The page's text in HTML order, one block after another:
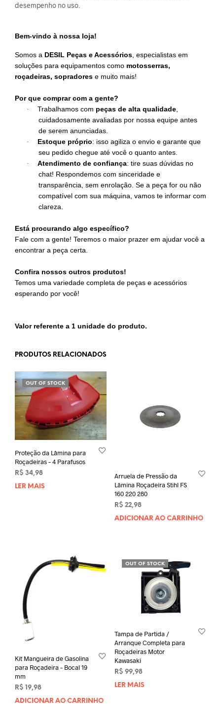
desempenho no uso.
Bem-vindo à nossa loja!
Somos a DESIL Peças e Acessórios , especialistas em
soluções para equipamentos como motosserras,
roçadeiras, sopradores e muito mais!
Por que comprar com a gente?
· Trabalhamos com peças de alta qualidade
cuidadosamente avaliadas por nossa equipe antes
de serem anunciadas.
· Estoque próprio: isso agiliza o envio e garante que
seu pedido chegue até você o quanto antes.
· Atendimento de confiança: tire suas dúvidas no
chat! Respondemos com sinceridade e
transparência, sem enrolação. Se a peça for ou não
compatível com sua máquina, vamos te informar com
clareza.
Está procurando algo específico?
Fale com a gente! Teremos o maior prazer em ajudar você a
encontrar a peça certa.
Confira nossos outros produtos!
Temos uma variedade completa de peças e acessórios
esperando por você!
Valor referente a 1 unidade do produto.
PRODUTOS RELACIONADOS
OUT OF STOCK
Proteção da Lâmina para
Roçadeiras – 4 Parafusos
R$ 34,98
LER MAIS
Arruela de Pressão da
Lâmina Roçadeira Stihl FS
160 220 280
R$ 22,98
ADICIONAR AO CARRINHO
Kit Mangueira de Gasolina
para Roçadeira – Bocal 19
mm
R$ 19,98
ADICIONAR AO CARRINHO
OUT OF STOCK
Tampa de Partida /
Arranque Completa para
Roçadeiras Motor
Kawasaki
R$ 99,98
LER MAIS